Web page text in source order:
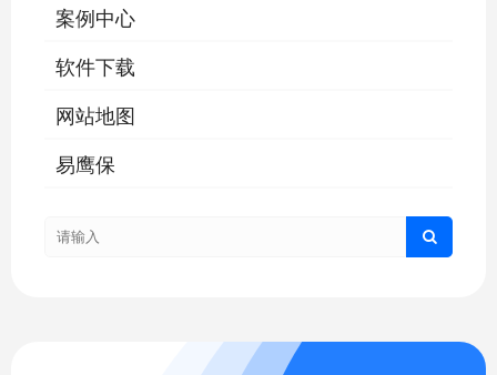
案例中心
软件下载
网站地图
易鹰保